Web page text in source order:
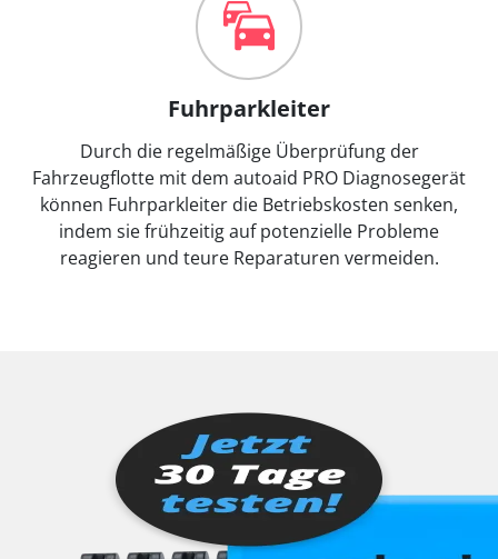
Fuhrparkleiter
Durch die regelmäßige Überprüfung der
Fahrzeugflotte mit dem autoaid PRO Diagnosegerät
können Fuhrparkleiter die Betriebskosten senken,
indem sie frühzeitig auf potenzielle Probleme
reagieren und teure Reparaturen vermeiden.